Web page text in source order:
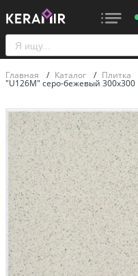
Главная / Каталог / Плитка
"U126M" серо-бежевый 300х300